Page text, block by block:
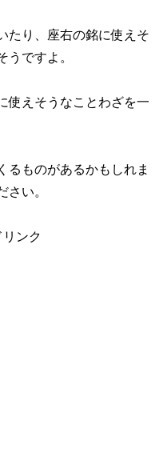
たり、座右の銘に使えそ
うですよ。
使えそうなことわざを一
るものがあるかもしれま
さい。
ンク